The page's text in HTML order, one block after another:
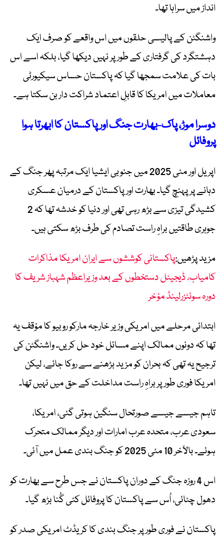
انداز میں سراہا تھا۔
واشنگٹن کے پالیسی حلقوں میں اس واقعے کو صرف ایک
دہشتگرد کی گرفتاری کے طور پر نہیں دیکھا گیا، بلکہ اسے اس
بات کی علامت سمجھا گیا کہ پاکستان حساس سیکیورٹی
معاملات میں امریکا کا قابلِ اعتماد شراکت دار بن سکتا ہے۔
دوسرا موڑ، پاک-بھارت جنگ اور پاکستان کا ابھرتا ہوا
پروفائل
اپریل اور مئی 2025 میں جنوبی ایشیا ایک مرتبہ پھر جنگ کے
دہانے پر پہنچ گیا۔ بھارت اور پاکستان کے درمیان عسکری
کشیدگی تیزی سے بڑھ رہی تھی اور دنیا کو خدشہ تھا کہ 2
جوہری طاقتیں براہِ راست تصادم کی طرف بڑھ سکتی ہیں۔
مزید پڑھیں:پاکستانی کوششوں سے ایران امریکا مذاکرات
کامیاب، ڈیجیٹل دستخطوں کے بعد وزیراعظم شہباز شریف کا
دورہ سوئٹزرلینڈ مؤخر
ابتدائی مرحلے میں امریکی وزیر خارجہ مارکو روبیو کا مؤقف یہ
تھا کہ دونوں ممالک اپنے مسائل خود حل کریں۔ واشنگٹن کی
ترجیح یہ تھی کہ بحران کو مزید بڑھنے سے روکا جائے، لیکن
امریکا فوری طور پر براہِ راست مداخلت کے حق میں نہیں تھا۔
تاہم جیسے جیسے صورتحال سنگین ہوتی گئی، امریکا،
سعودی عرب، متحدہ عرب امارات اور دیگر ممالک متحرک
ہوئے۔ بالآخر 10 مئی 2025 کو جنگ بندی عمل میں آئی۔
اس 4 روزہ جنگ کے دوران پاکستان نے جس طرح سے بھارت کو
دھول چٹائی، اُس سے پاکستان کا پروفائل کئی گُنا بڑھ گیا۔
پاکستان نے فوری طور پر جنگ بندی کا کریڈٹ امریکی صدر کو